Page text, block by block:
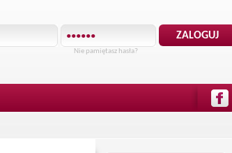
Nie pamiętasz hasła?